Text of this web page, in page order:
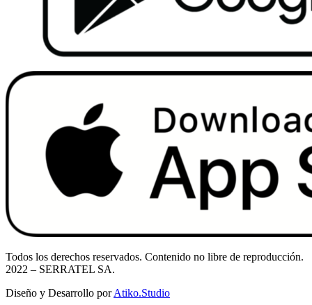
Todos los derechos reservados. Contenido no libre de reproducción.
2022 – SERRATEL SA.
Diseño y Desarrollo porAtiko.Studio